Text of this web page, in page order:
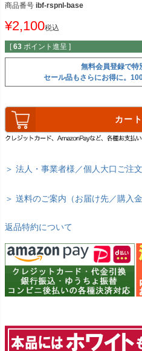
商品番号 ibf-rspnl-base
¥2,100税込
[ 63 ポイント進呈 ]
無料会員登録で特
セール品もさらにお得に。
カー
＞ 法人・事業者様／個人大口ご注
＞ 送料のご案内（お届け先／購入金
返品特約について